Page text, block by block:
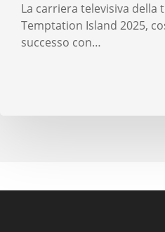
La carriera televisiva della
Temptation Island 2025,
successo con…